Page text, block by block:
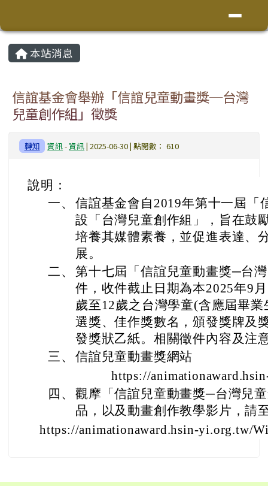
主內容區域
本站消息
信誼基金會舉辦「信誼兒童動畫獎─台灣
兒童創作組」徵獎
轉知 資訊-資訊| 2025-06-30 | 點閱數： 610
說明：
一、 信誼基金會自2019年第十一屆「
設「台灣兒童創作組」，旨在鼓
培養其媒體素養，並促進表達、
展。
二、 第十七屆「信誼兒童動畫獎─台
件，收件截止日期為本2025年9
歲至12歲之台灣學童(含應屆畢
選獎、佳作獎數名，頒發獎牌及
發獎狀乙紙。相關徵件內容及注
三、 信誼兒童動畫獎網站
https://
四、 觀摩「信誼兒童動畫獎─台灣兒
品，以及動畫創作教學影片，請
https://animationaward.hsin-yi.org.tw/
頁尾區域